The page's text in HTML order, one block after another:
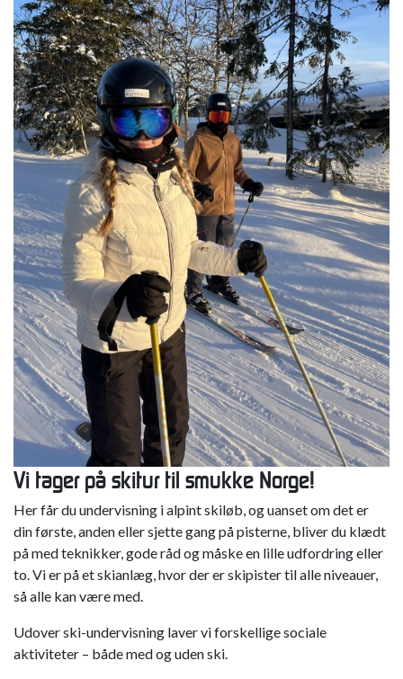
Vi tager på skitur til smukke Norge!
Her får du undervisning i alpint skiløb, og uanset om det er
din første, anden eller sjette gang på pisterne, bliver du klædt
på med teknikker, gode råd og måske en lille udfordring eller
to. Vi er på et skianlæg, hvor der er skipister til alle niveauer,
så alle kan være med.
Udover ski-undervisning laver vi forskellige sociale
aktiviteter – både med og uden ski.